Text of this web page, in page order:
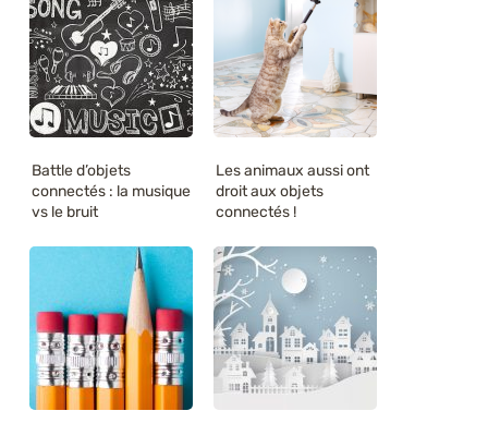
Battle d’objets
connectés : la musique
vs le bruit
Les animaux aussi ont
droit aux objets
connectés !